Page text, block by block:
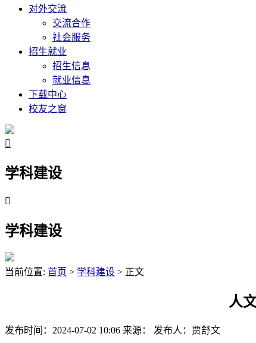
对外交流
交流合作
社会服务
招生就业
招生信息
就业信息
下载中心
校友之窗

学科建设

学科建设
当前位置: 首页 > 学科建设 > 正文
人
发布时间：2024-07-02 10:06 来源： 发布人：贾舒文